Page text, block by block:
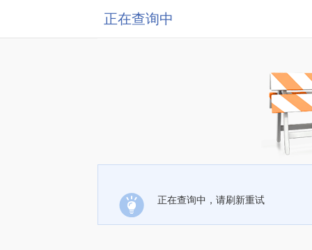
正在查询中
正在查询中，请刷新重试